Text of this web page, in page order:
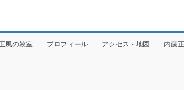
風の教室 プロフィール アクセス・地図 内藤